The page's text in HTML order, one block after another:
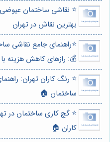
⭐️ نقاشی ساختمان عیوضی
بهترین نقاش در تهران
⭐️راهنمای جامع نقاشی
💰: رازهای کاهش هزینه
⭐️ رنگ کاران تهران:
ساختمان 🏠
⭐️ گچ کاری ساختمان در
کاران 🏠